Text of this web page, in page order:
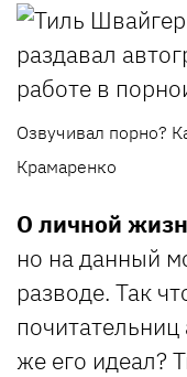
Озвучивал порно?
Крамаренко
О личной
но на данный
разводе. Так
же его идеал?